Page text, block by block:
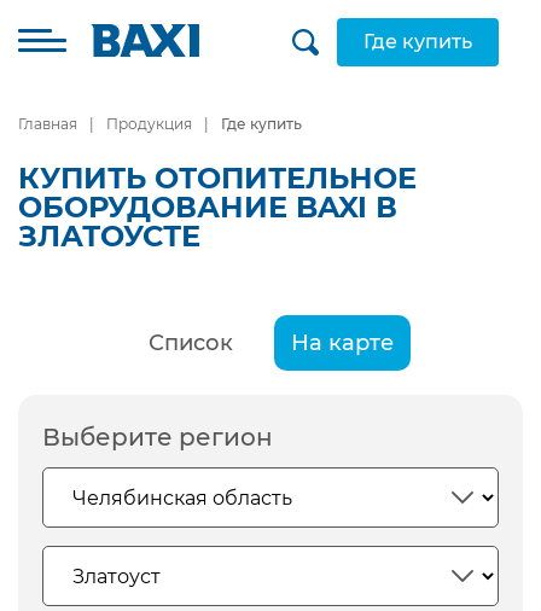
Где купить
Главная Продукция Где купить
КУПИТЬ ОТОПИТЕЛЬНОЕ
ОБОРУДОВАНИЕ BAXI В
ЗЛАТОУСТЕ
Список На карте
Выберите регион